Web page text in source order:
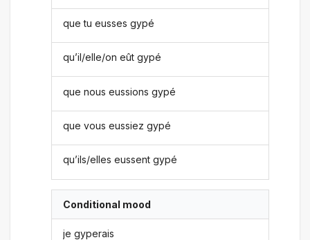
que tu eusses gypé
qu’il/elle/on eût gypé
que nous eussions gypé
que vous eussiez gypé
qu’ils/elles eussent gypé
Conditional mood
je gyperais